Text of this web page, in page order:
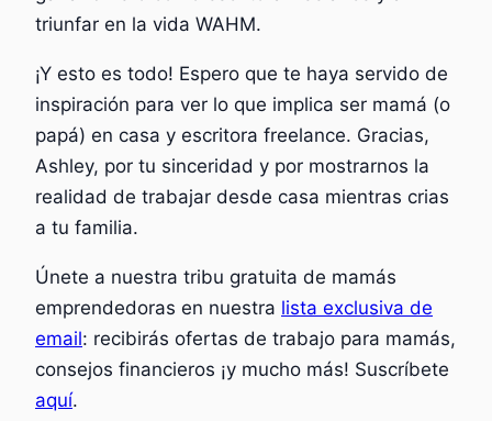
triunfar en la vida WAHM.
¡Y esto es todo! Espero que te haya servido de
inspiración para ver lo que implica ser mamá (o
papá) en casa y escritora freelance. Gracias,
Ashley, por tu sinceridad y por mostrarnos la
realidad de trabajar desde casa mientras crias
a tu familia.
Únete a nuestra tribu gratuita de mamás
emprendedoras en nuestra lista exclusiva de
email: recibirás ofertas de trabajo para mamás,
consejos financieros ¡y mucho más! Suscríbete
aquí.